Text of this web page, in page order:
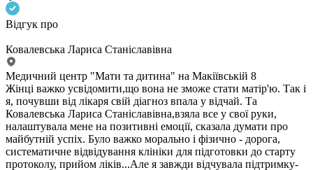
Відгук про
Ковалевська Лариса Станіславівна
Медичний центр "Мати та дитина" на Макіївській 8
Жінці важко усвідомити,що вона не зможе стати матір'ю. Так і
я, почувши від лікаря свій діагноз впала у відчай. Та
Ковалевська Лариса Станіславівна,взяла все у свої руки,
налаштувала мене на позитивні емоції, сказала думати про
майбутній успіх. Було важко морально і фізично - дорога,
систематичне відвідування клініки для підготовки до старту
протоколу, прийом ліків...Але я завжди відчувала підтримку-